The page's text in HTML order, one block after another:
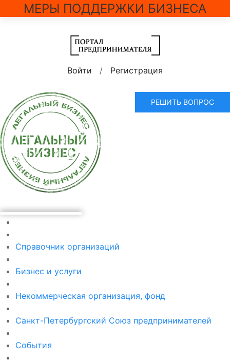
МЕРЫ ПОДДЕРЖКИ БИЗНЕСА
Войти / Регистрация
РЕШИТЬ ВОПРОС
Справочник организаций
Бизнес и услуги
Некоммерческая организация, фонд
Санкт-Петербургский Союз предпринимателей
События